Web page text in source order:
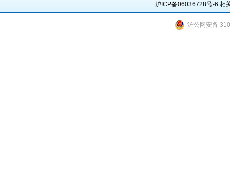
沪ICP备06036728号-6 相
沪公网安备